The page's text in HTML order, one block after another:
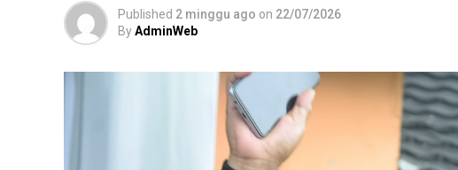
Published 2 minggu ago on 22/07/2026
ByAdminWeb